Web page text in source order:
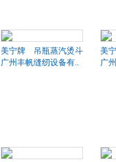
美宁牌 吊瓶蒸汽烫斗
广州丰帆缝纫设备有..
美
广